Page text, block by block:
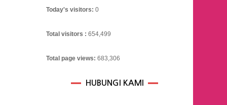
Today's visitors: 0
Total visitors : 654,499
Total page views: 683,306
HUBUNGI KAMI